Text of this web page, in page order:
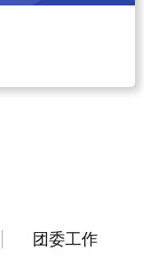
团委工作